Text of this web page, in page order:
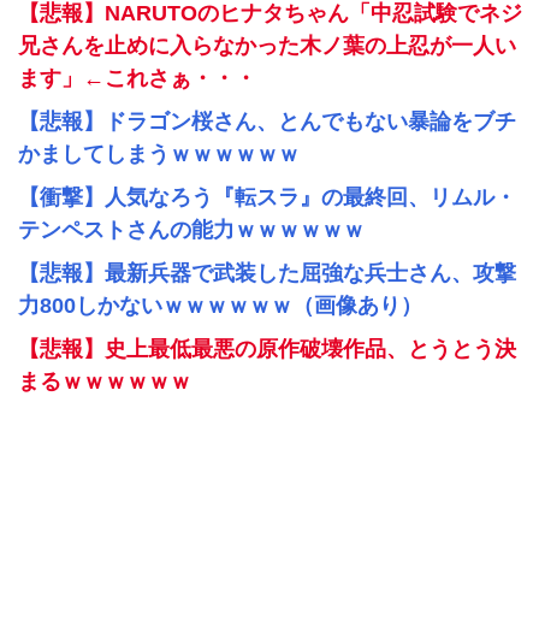
【悲報】NARUTOのヒナタちゃん「中忍試験でネジ
兄さんを止めに入らなかった木ノ葉の上忍が一人い
ます」←これさぁ・・・
【悲報】ドラゴン桜さん、とんでもない暴論をブチ
かましてしまうｗｗｗｗｗｗ
【衝撃】人気なろう『転スラ』の最終回、リムル・
テンペストさんの能力ｗｗｗｗｗｗ
【悲報】最新兵器で武装した屈強な兵士さん、攻撃
力800しかないｗｗｗｗｗｗ（画像あり）
【悲報】史上最低最悪の原作破壊作品、とうとう決
まるｗｗｗｗｗｗ